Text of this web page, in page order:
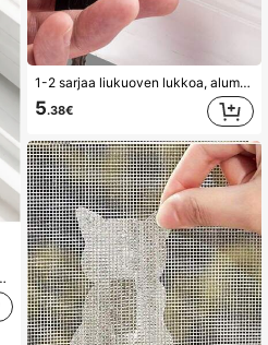
putoamisenestolukko, varkaudenestolukko
1-2 sarjaa liukuoven lukkoa, alumiininen ikkunalukko, turvallinen varkaudenesto-ovi- ja ikkunalukkosetti, sileä liukuoven lukko, turvalukko, kiinteä rajoitin
5.38€